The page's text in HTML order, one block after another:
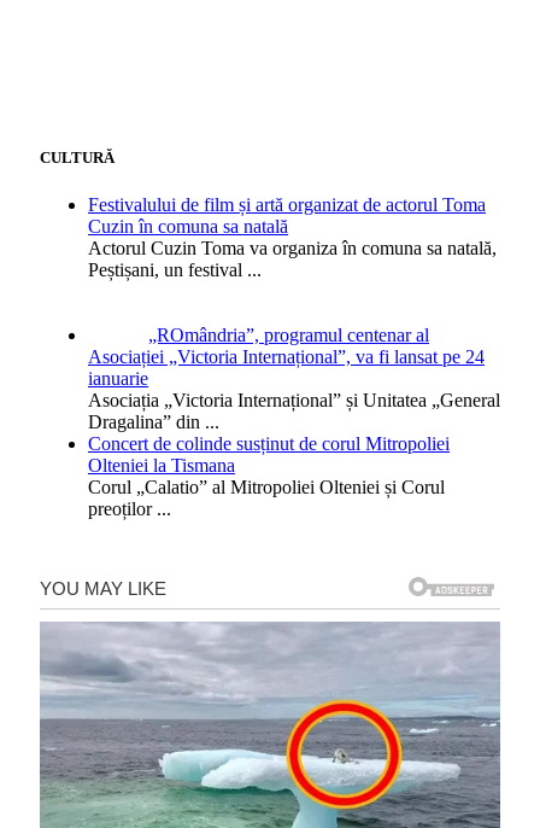
CULTURĂ
Festivalului de film și artă organizat de actorul Toma
Cuzin în comuna sa natală
Actorul Cuzin Toma va organiza în comuna sa natală,
Peștișani, un festival ...
„ROmândria”, programul centenar al
Asociației „Victoria Internațional”, va fi lansat pe 24
ianuarie
Asociația „Victoria Internațional” și Unitatea „General
Dragalina” din ...
Concert de colinde susținut de corul Mitropoliei
Olteniei la Tismana
Corul „Calatio” al Mitropoliei Olteniei și Corul
preoților ...